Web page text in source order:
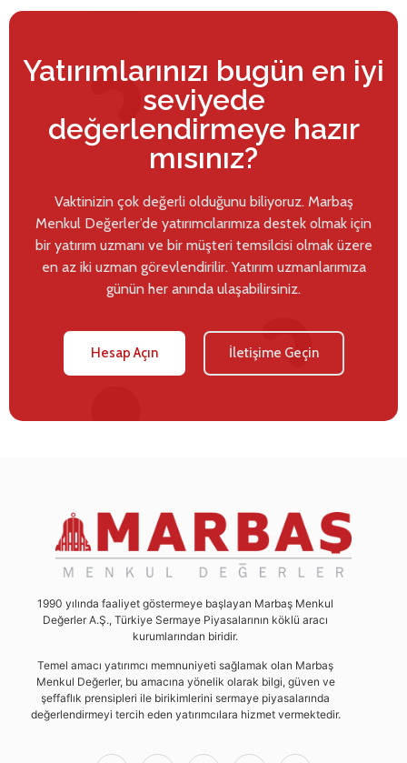
Yatırımlarınızı bugün en iyi
seviyede
değerlendirmeye hazır
mısınız?
Vaktinizin çok değerli olduğunu biliyoruz. Marbaş
Menkul Değerler’de yatırımcılarımıza destek olmak için
bir yatırım uzmanı ve bir müşteri temsilcisi olmak üzere
en az iki uzman görevlendirilir. Yatırım uzmanlarımıza
günün her anında ulaşabilirsiniz.
Hesap Açın İletişime Geçin
1990 yılında faaliyet göstermeye başlayan Marbaş Menkul
Değerler A.Ş., Türkiye Sermaye Piyasalarının köklü aracı
kurumlarından biridir.
Temel amacı yatırımcı memnuniyeti sağlamak olan Marbaş
Menkul Değerler, bu amacına yönelik olarak bilgi, güven ve
şeffaflık prensipleri ile birikimlerini sermaye piyasalarında
değerlendirmeyi tercih eden yatırımcılara hizmet vermektedir.